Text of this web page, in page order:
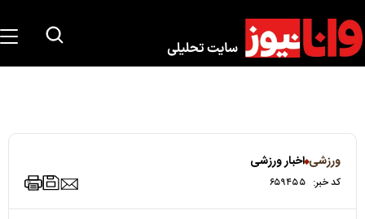
ورزشی اخبار ورزشی
کد خبر: ۶۵۹۴۵۵